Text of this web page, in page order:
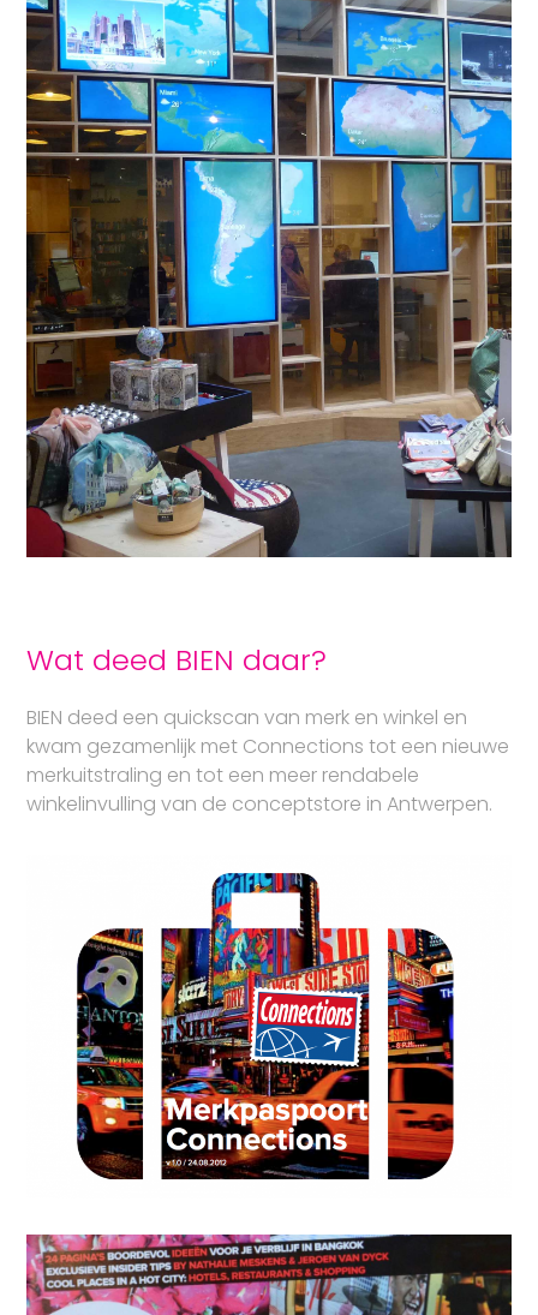
Wat deed BIEN daar?
BIEN deed een quickscan van merk en winkel en
kwam gezamenlijk met Connections tot een nieuwe
merkuitstraling en tot een meer rendabele
winkelinvulling van de conceptstore in Antwerpen.